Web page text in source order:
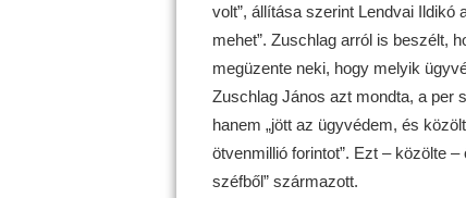
volt”, állítása szerint Lendvai Ildikó
mehet”. Zuschlag arról is beszélt,
megüzente neki, hogy melyik
Zuschlag János azt mondta, a per
hanem „jött az ügyvédem, és
ötvenmillió forintot”. Ezt – közölte
széfből” származott.